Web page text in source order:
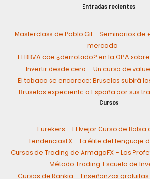
Entradas recientes
Masterclass de Pablo Gil – Seminarios de
mercado
El BBVA cae ¿derrotado? en la OPA
Invertir desde cero – Un curso de
El tabaco se encarece: Bruselas subirá
Bruselas expedienta a España por sus
Cursos
Eurekers – El Mejor Curso de Bolsa
TendenciasFX – La élite del Lenguaje
Cursos de Trading de ArmagaFX – Los
Método Trading: Escuela de
Cursos de Rankia – Enseñanzas